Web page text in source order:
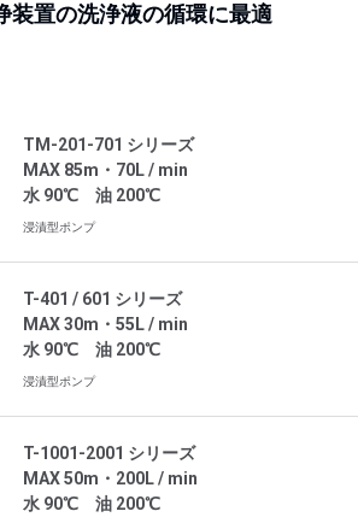
装置の洗浄液の循環に最適
TM-201-701 シリーズ
MAX 85m・70L / min
水 90℃ 油 200℃
浸漬 110~200mm
浸漬型ポンプ
T-401 / 601 シリーズ
MAX 30m・55L / min
水 90℃ 油 200℃
浸漬 110~200mm
浸漬型ポンプ
T-1001-2001 シリーズ
MAX 50m・200L / min
水 90℃ 油 200℃